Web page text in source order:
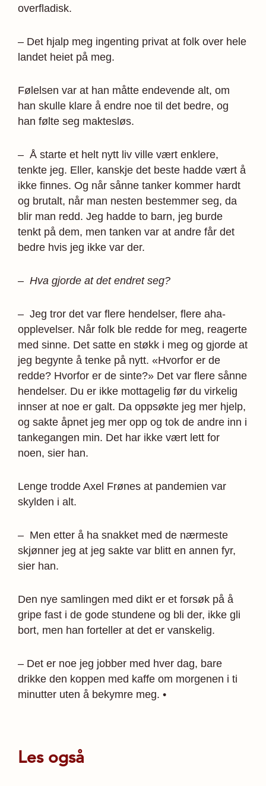
overfladisk.
– Det hjalp meg ingenting privat at folk over hele
landet heiet på meg.
Følelsen var at han måtte endevende alt, om
han skulle klare å endre noe til det bedre, og
han følte seg maktesløs.
– Å starte et helt nytt liv ville vært enklere,
tenkte jeg. Eller, kanskje det beste hadde vært å
ikke finnes. Og når sånne tanker kommer hardt
og brutalt, når man nesten bestemmer seg, da
blir man redd. Jeg hadde to barn, jeg burde
tenkt på dem, men tanken var at andre får det
bedre hvis jeg ikke var der.
– Hva gjorde at det endret seg?
– Jeg tror det var flere hendelser, flere aha-
opplevelser. Når folk ble redde for meg, reagerte
med sinne. Det satte en støkk i meg og gjorde at
jeg begynte å tenke på nytt. «Hvorfor er de
redde? Hvorfor er de sinte?» Det var flere sånne
hendelser. Du er ikke mottagelig før du virkelig
innser at noe er galt. Da oppsøkte jeg mer hjelp,
og sakte åpnet jeg mer opp og tok de andre inn i
tankegangen min. Det har ikke vært lett for
noen, sier han.
Lenge trodde Axel Frønes at pandemien var
skylden i alt.
– Men etter å ha snakket med de nærmeste
skjønner jeg at jeg sakte var blitt en annen fyr,
sier han.
Den nye samlingen med dikt er et forsøk på å
gripe fast i de gode stundene og bli der, ikke gli
bort, men han forteller at det er vanskelig.
– Det er noe jeg jobber med hver dag, bare
drikke den koppen med kaffe om morgenen i ti
minutter uten å bekymre meg. •
Les også